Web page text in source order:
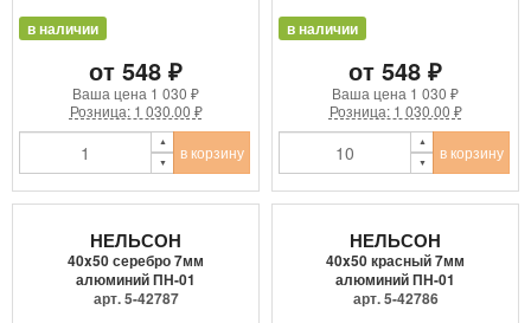
в наличии
от 548 ₽
Ваша цена 1 030 ₽
Розница: 1 030.00 ₽
в корзину
в наличии
от 548 ₽
Ваша цена 1 030 ₽
Розница: 1 030.00 ₽
в корзину
НЕЛЬСОН
40x50 серебро 7мм
алюминий ПН-01
арт. 5-42787
НЕЛЬСОН
40x50 красный 7мм
алюминий ПН-01
арт. 5-42786